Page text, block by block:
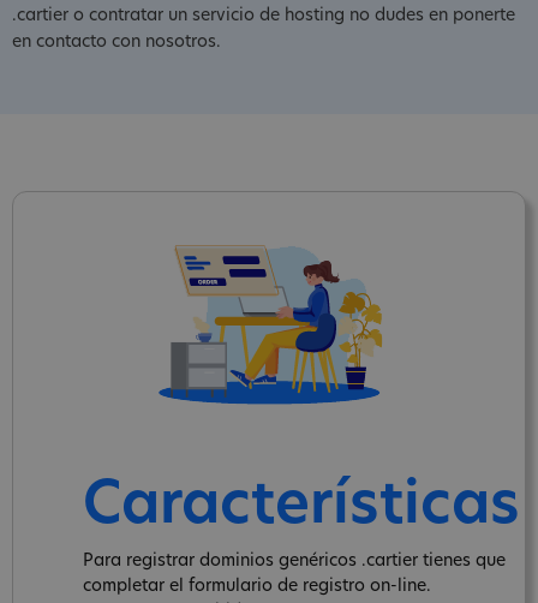
.cartier o contratar un servicio de hosting no dudes en ponerte
en contacto con nosotros.
Características
Para registrar dominios genéricos .cartier tienes que
completar el formulario de registro on-line.